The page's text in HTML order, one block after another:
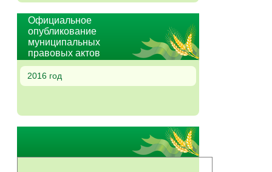
Официальное
опубликование
муниципальных
правовых актов
2016 год